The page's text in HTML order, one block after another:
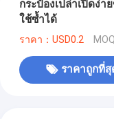
กระป๋องเปล่าเปิดง่
ใช้ซ้ำได้
ราคา：USD0.2
ราคาถูกที่สุ